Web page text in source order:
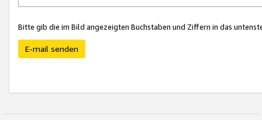
Bitte gib die im Bild angezeigten Buchstaben und Ziffern in das
E-mail senden